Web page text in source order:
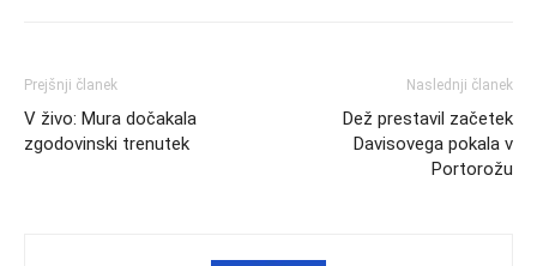
Prejšnji članek
V živo: Mura dočakala
zgodovinski trenutek
Naslednji članek
Dež prestavil začetek
Davisovega pokala v
Portorožu